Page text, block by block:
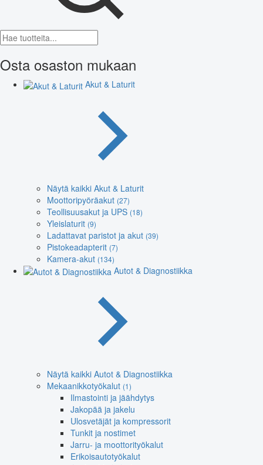
Osta osaston mukaan
Akut & Laturit
Näytä kaikki Akut & Laturit
Moottoripyöräakut (27)
Teollisuusakut ja UPS (18)
Yleislaturit (9)
Ladattavat paristot ja akut (39)
Pistokeadapterit (7)
Kamera-akut (134)
Autot & Diagnostiikka
Näytä kaikki Autot & Diagnostiikka
Mekaanikkotyökalut (1)
Ilmastointi ja jäähdytys
Jakopää ja jakelu
Ulosvetäjät ja kompressorit
Tunkit ja nostimet
Jarru- ja moottorityökalut
Erikoisautotyökalut